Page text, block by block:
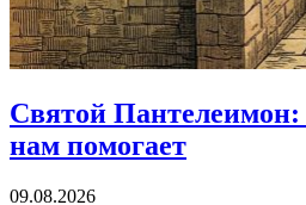
Святой Пантелеимон:
нам помогает
09.08.2026